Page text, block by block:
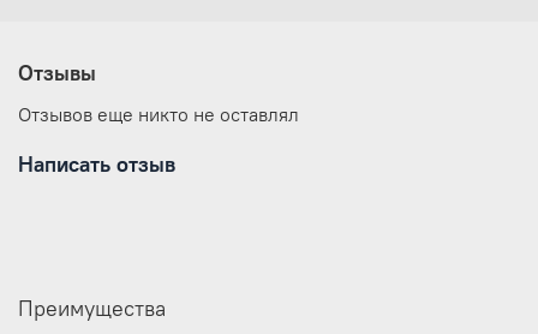
Отзывы
Отзывов еще никто не оставлял
Написать отзыв
Преимущества